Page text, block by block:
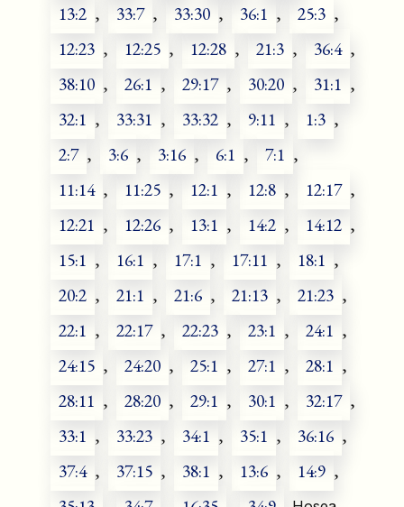
13:2 , 33:7 , 33:30 , 36:1 , 25:3 ,
12:23 , 12:25 , 12:28 , 21:3 , 36:4 ,
38:10 , 26:1 , 29:17 , 30:20 , 31:1 ,
32:1 , 33:31 , 33:32 , 9:11 , 1:3 ,
2:7 , 3:6 , 3:16 , 6:1 , 7:1 ,
11:14 , 11:25 , 12:1 , 12:8 , 12:17 ,
12:21 , 12:26 , 13:1 , 14:2 , 14:12 ,
15:1 , 16:1 , 17:1 , 17:11 , 18:1 ,
20:2 , 21:1 , 21:6 , 21:13 , 21:23 ,
22:1 , 22:17 , 22:23 , 23:1 , 24:1 ,
24:15 , 24:20 , 25:1 , 27:1 , 28:1 ,
28:11 , 28:20 , 29:1 , 30:1 , 32:17 ,
33:1 , 33:23 , 34:1 , 35:1 , 36:16 ,
37:4 , 37:15 , 38:1 , 13:6 , 14:9 ,